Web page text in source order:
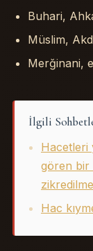
Buhari,
Müslim,
Merğinani,
İlgili
Hacetleri
gören bir
Hac